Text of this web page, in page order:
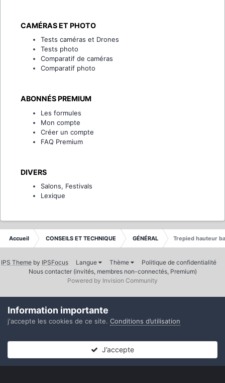
CAMÉRAS ET PHOTO
Tests caméras et Drones
Tests photo
Comparatif de caméras
Comparatif photo
ABONNÉS PREMIUM
Les formules
Mon compte
Créer un compte
FAQ Premium
DIVERS
Salons, Festivals
Lexique
Accueil CONSEILS ET TECHNIQUE GÉNÉRAL Trepied hauteur
IPS Theme by IPSFocus Langue Thème
Politique de confidentialité
Nous contacter (invités, membres non-connectés, Premium)
Powered by Invision Community
Information importante
j'accepte les cookies de ce site. Conditions d’utilisation
J’accepte